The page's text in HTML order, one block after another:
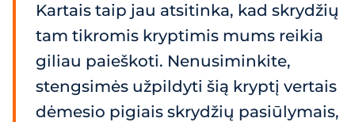
Kartais taip jau atsitinka, kad skrydžių
tam tikromis kryptimis mums reikia
giliau paieškoti. Nenusiminkite,
stengsimės užpildyti šią kryptį vertais
dėmesio pigiais skrydžių pasiūlymais,